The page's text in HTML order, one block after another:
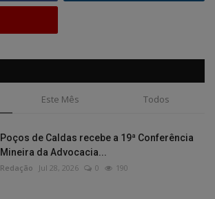
Este Mês Todos
Poços de Caldas recebe a 19ª Conferência
Mineira da Advocacia...
Redação Jul 28, 2026 0 190